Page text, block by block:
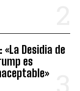
Desidia de
es